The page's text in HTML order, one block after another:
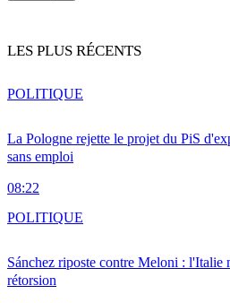
LES PLUS RÉCENTS
La Pologne rejette le projet du PiS
sans emploi
08:22
POLITIQUE
Sánchez riposte contre Meloni : l'Italie
rétorsion
POLITIQUE